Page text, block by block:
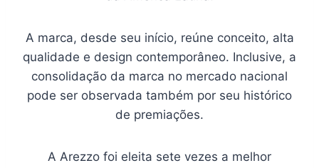
A marca, desde seu início, reúne conceito, alta
qualidade e design contemporâneo. Inclusive, a
consolidação da marca no mercado nacional
pode ser observada também por seu histórico
de premiações.
A Arezzo foi eleita sete vezes a melhor